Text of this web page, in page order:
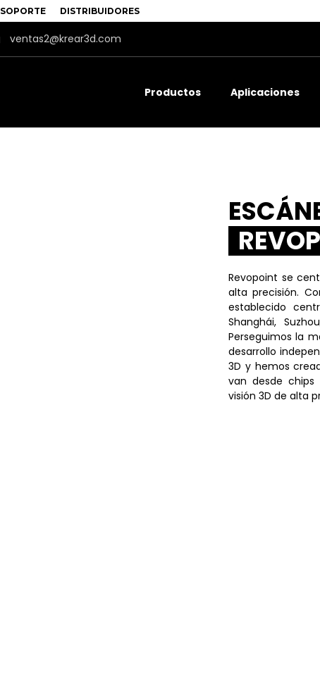
SOPORTE DISTRIBUIDORES
ventas2@krear3d.com
Productos Aplicaciones
Revopoint se
alta precisión.
establecido
Shanghái,
Perseguimos la
desarrollo
3D y hemos
van desde chips
visión 3D de alta